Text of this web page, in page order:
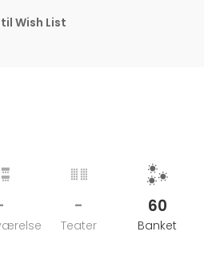
Wish List
-
Teater
60
Banket